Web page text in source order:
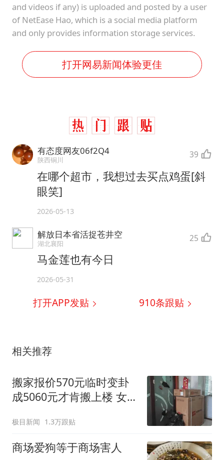
and videos if any) is uploaded and posted by a user
of NetEase Hao, which is a social media platform
and only provides information storage services.
打开网易新闻体验更佳
有态度网友06f2Q4
陕西铜川 39
在哪个超市，我想过去买点鸡蛋[斜
眼笑]
2026-05-13
解放日本省活捉苍井空
湖北襄阳 25
马金莲也有今日
2026-05-31
打开APP发贴 910条跟贴
相关推荐
搬家报价570元临时变卦
成5060元才肯搬上楼 女子
极目新闻 1.3万跟贴
商场爱狗等于商场害人